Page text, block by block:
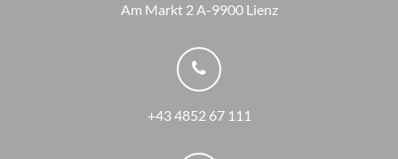
Am Markt 2 A-9900 Lienz
+43 4852 67 111